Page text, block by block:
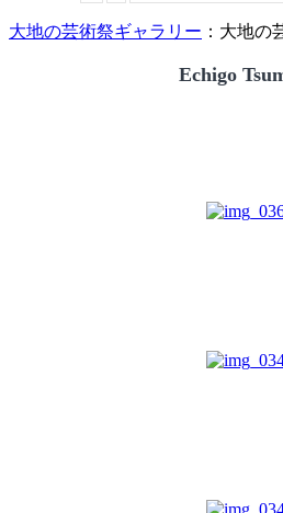
大地の芸術祭ギャラリー ：大地の
Echigo